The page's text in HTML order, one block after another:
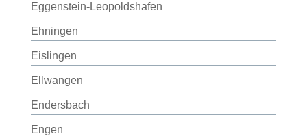
Eggenstein-Leopoldshafen
Ehningen
Eislingen
Ellwangen
Endersbach
Engen